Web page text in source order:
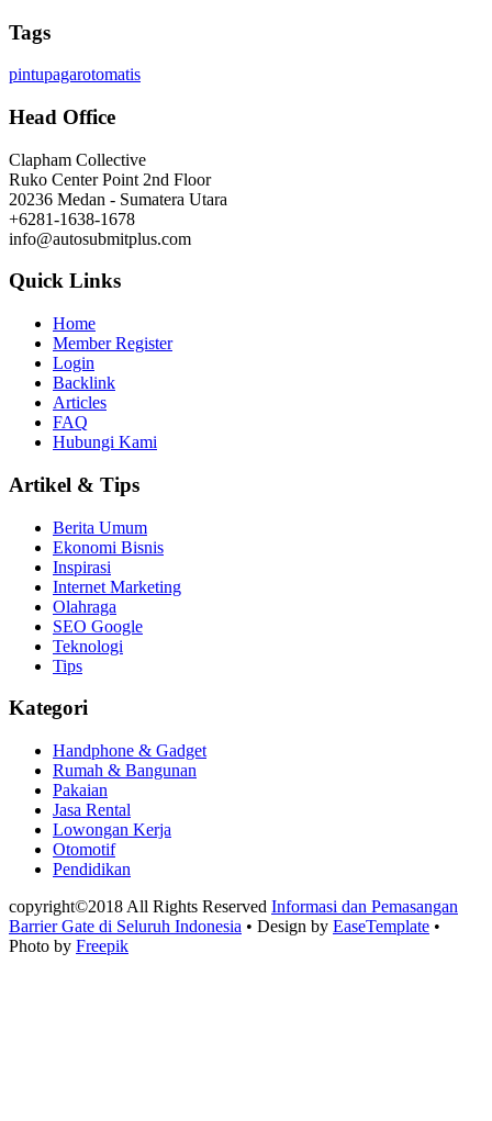
Tags
pintupagarotomatis
Head Office
Clapham Collective
Ruko Center Point 2nd Floor
20236 Medan - Sumatera Utara
+6281-1638-1678
info@autosubmitplus.com
Quick Links
Home
Member Register
Login
Backlink
Articles
FAQ
Hubungi Kami
Artikel & Tips
Berita Umum
Ekonomi Bisnis
Inspirasi
Internet Marketing
Olahraga
SEO Google
Teknologi
Tips
Kategori
Handphone & Gadget
Rumah & Bangunan
Pakaian
Jasa Rental
Lowongan Kerja
Otomotif
Pendidikan
copyright©2018 All Rights Reserved Informasi dan Pemasangan
Barrier Gate di Seluruh Indonesia • Design by EaseTemplate •
Photo by Freepik